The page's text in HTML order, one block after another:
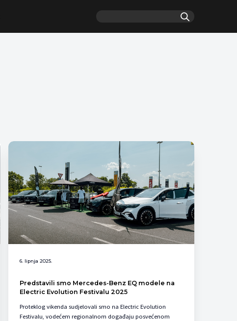
6. lipnja 2025.
Predstavili smo Mercedes-Benz EQ modele na
Electric Evolution Festivalu 2025
Proteklog vikenda sudjelovali smo na Electric Evolution
Festivalu, vodećem regionalnom događaju posvećenom